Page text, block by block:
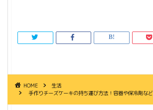
HOME
生活
手作りチーズケーキの持ち運び方法！容器や保冷剤な